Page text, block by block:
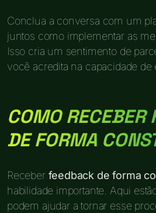
Conclua a conversa com um
juntos como implementar as
Isso cria um sentimento de
você acredita na capacidade de
COMO RECEBER
DE FORMA
Receber feedback de forma
habilidade importante. Aqui
podem ajudar a tornar esse